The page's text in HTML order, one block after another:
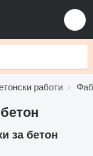
работи
за бетон